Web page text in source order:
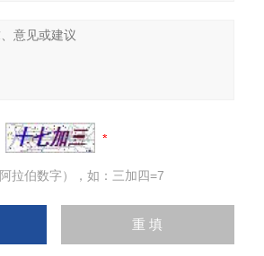
拉伯数字），如：三加四=7